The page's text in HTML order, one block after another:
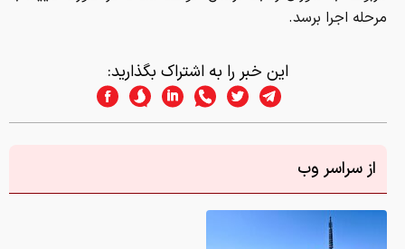
مرحله اجرا برسد.
این خبر را به اشتراک بگذارید:
از سراسر وب